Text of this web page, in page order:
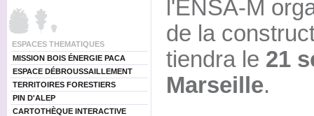
ESPACES THEMATIQUES
MISSION BOIS ÉNERGIE PACA
ESPACE DÉBROUSSAILLEMENT
TERRITOIRES FORESTIERS
PIN D'ALEP
CARTOTHÈQUE INTERACTIVE
l'ENSA-M
de la
tiendra le 21
Marseille.